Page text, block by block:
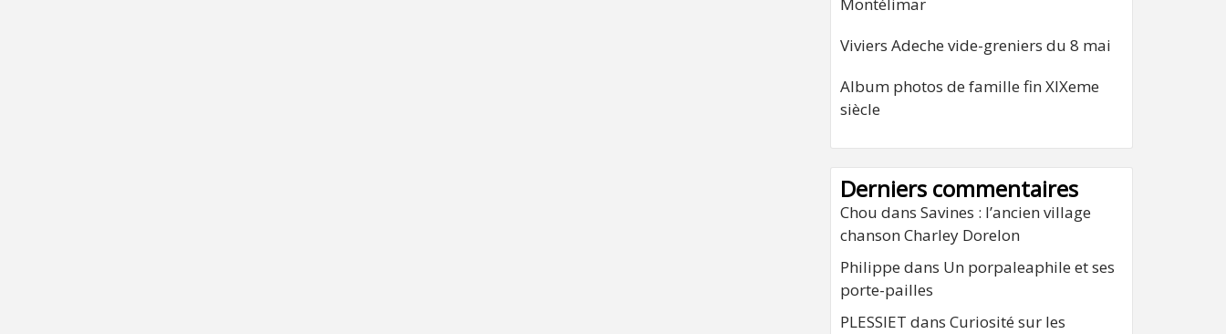
Viviers Adeche vide-greniers du 8 mai
Album photos de famille fin XIXeme
siècle
Derniers commentaires
Chou dans Savines : l’ancien village
chanson Charley Dorelon
Philippe dans Un porpaleaphile et ses
porte-pailles
PLESSIET dans Curiosité sur les